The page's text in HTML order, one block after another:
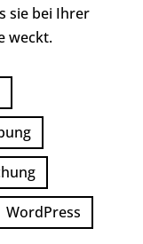
sie bei Ihrer
weckt.
WordPress